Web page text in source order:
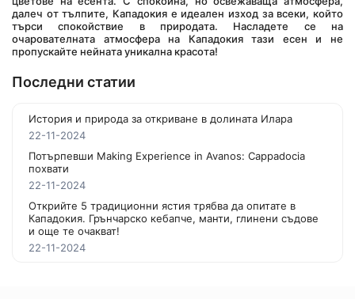
далеч от тълпите, Кападокия е идеален изход за всеки, който
търси спокойствие в природата. Насладете се на
очарователната атмосфера на Кападокия тази есен и не
пропускайте нейната уникална красота!
Последни статии
История и природа за откриване в долината Илара
22-11-2024
Потърпевши Making Experience in Avanos: Cappadocia
похвати
22-11-2024
Открийте 5 традиционни ястия трябва да опитате в
Кападокия. Грънчарско кебапче, манти, глинени съдове
и още те очакват!
22-11-2024